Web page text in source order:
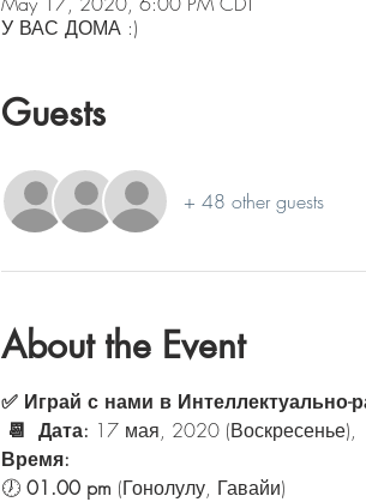
У ВАС ДОМА :)
Guests
+ 48 other guests
About the Event
✅ Играй с нами в Интеллектуально-
📆  Дата: 17 мая, 2020 (Воскресенье),
Время:
🕖 01.00 pm (Гонолулу, Гавайи)